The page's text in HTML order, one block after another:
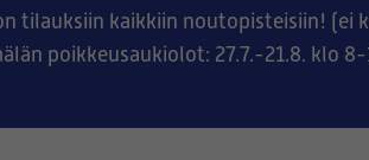
tilauksiin kaikkiin noutopisteisiin! (ei
poikkeusaukiolot: 27.7.-21.8. klo 8-